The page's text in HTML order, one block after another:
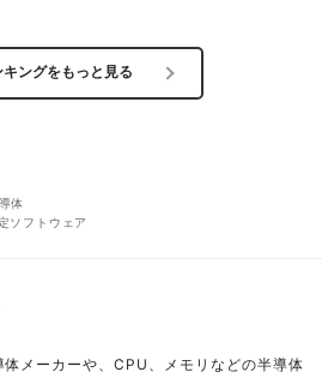
キングをもっと見る
体
ソフトウェア
メーカーや、CPU、メモリなどの半導体